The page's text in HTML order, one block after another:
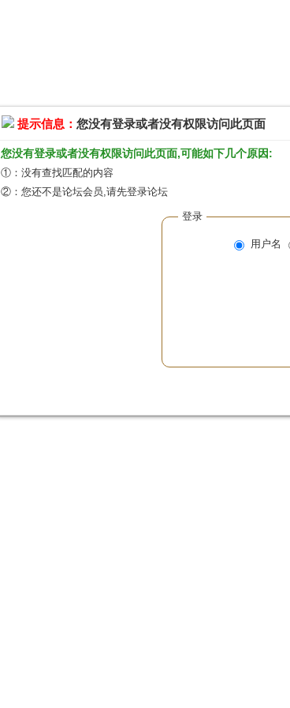
提示信息： 您没有登录或者没有权限访问此页面
您没有登录或者没有权限访问此页面,可能如下几个原因:
①：没有查找匹配的内容
②：您还不是论坛会员,请先登录论坛
登录
用户名